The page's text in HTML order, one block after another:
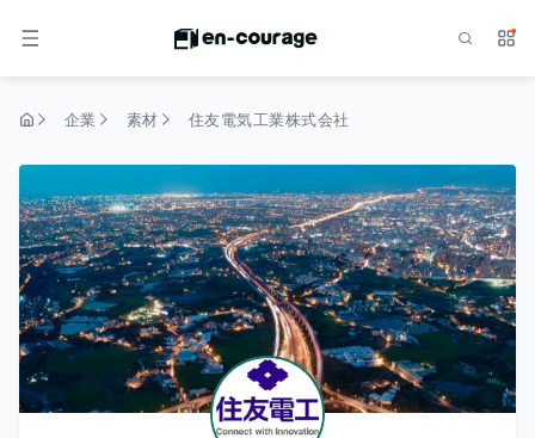
メニュー サ
企業 素材 住友電気工業株式会社